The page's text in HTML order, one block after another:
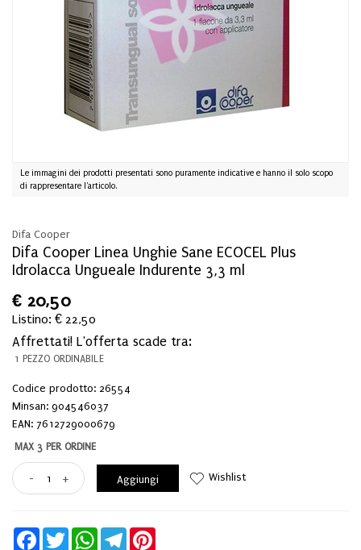
Le immagini dei prodotti presentati sono puramente indicative e hanno il solo scopo
di rappresentare l'articolo.
Difa Cooper
Difa Cooper Linea Unghie Sane ECOCEL Plus
Idrolacca Ungueale Indurente 3,3 ml
€ 20,50
Listino: € 22,50
Affrettati! L'offerta scade tra:
1 PEZZO ORDINABILE
Codice prodotto: 26554
Minsan: 904546037
EAN: 7612729000679
MAX 3 PER ORDINE
- + Aggiungi Wishlist
FacebookTwitter WhatsAppTelegram